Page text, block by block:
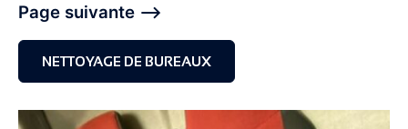
Page suivante –>
NETTOYAGE DE BUREAUX